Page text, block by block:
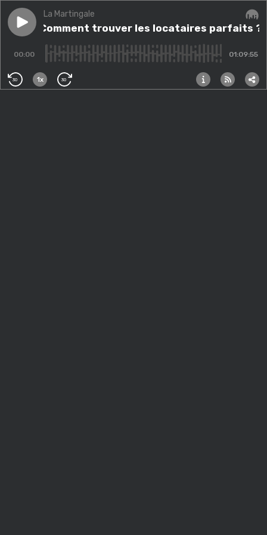
Play episode#188 - Comment trouver les locataires parfaits ? -
La Martingale
#188 - Comment trouver les locataires parfaits ?
00:00 01:09:55
30 1x 30